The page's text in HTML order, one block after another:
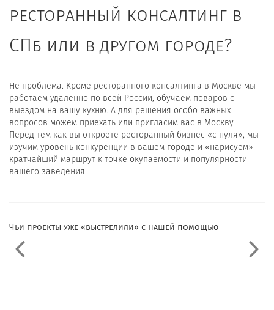
ресторанный консалтинг в
СПб или в другом городе?
Не проблема. Кроме ресторанного консалтинга в Москве мы
работаем удаленно по всей России, обучаем поваров с
выездом на вашу кухню. А для решения особо важных
вопросов можем приехать или пригласим вас в Москву.
Перед тем как вы откроете ресторанный бизнес «с нуля», мы
изучим уровень конкуренции в вашем городе и «нарисуем»
кратчайший маршрут к точке окупаемости и популярности
вашего заведения.
Чьи проекты уже «выстрелили» с нашей помощью